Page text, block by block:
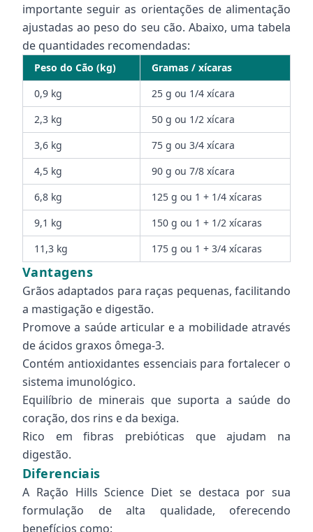
importante seguir as orientações de alimentação
ajustadas ao peso do seu cão. Abaixo, uma tabela
de quantidades recomendadas:
Peso do Cão (kg)
Gramas / xícaras
0,9 kg
25 g ou 1/4 xícara
2,3 kg
50 g ou 1/2 xícara
3,6 kg
75 g ou 3/4 xícara
4,5 kg
90 g ou 7/8 xícara
6,8 kg
125 g ou 1 + 1/4 xícaras
9,1 kg
150 g ou 1 + 1/2 xícaras
11,3 kg
175 g ou 1 + 3/4 xícaras
Vantagens
Grãos adaptados para raças pequenas, facilitando
a mastigação e digestão.
Promove a saúde articular e a mobilidade através
de ácidos graxos ômega-3.
Contém antioxidantes essenciais para fortalecer o
sistema imunológico.
Equilíbrio de minerais que suporta a saúde do
coração, dos rins e da bexiga.
Rico em fibras prebióticas que ajudam na
digestão.
Diferenciais
A Ração Hills Science Diet se destaca por sua
formulação de alta qualidade, oferecendo
benefícios como: